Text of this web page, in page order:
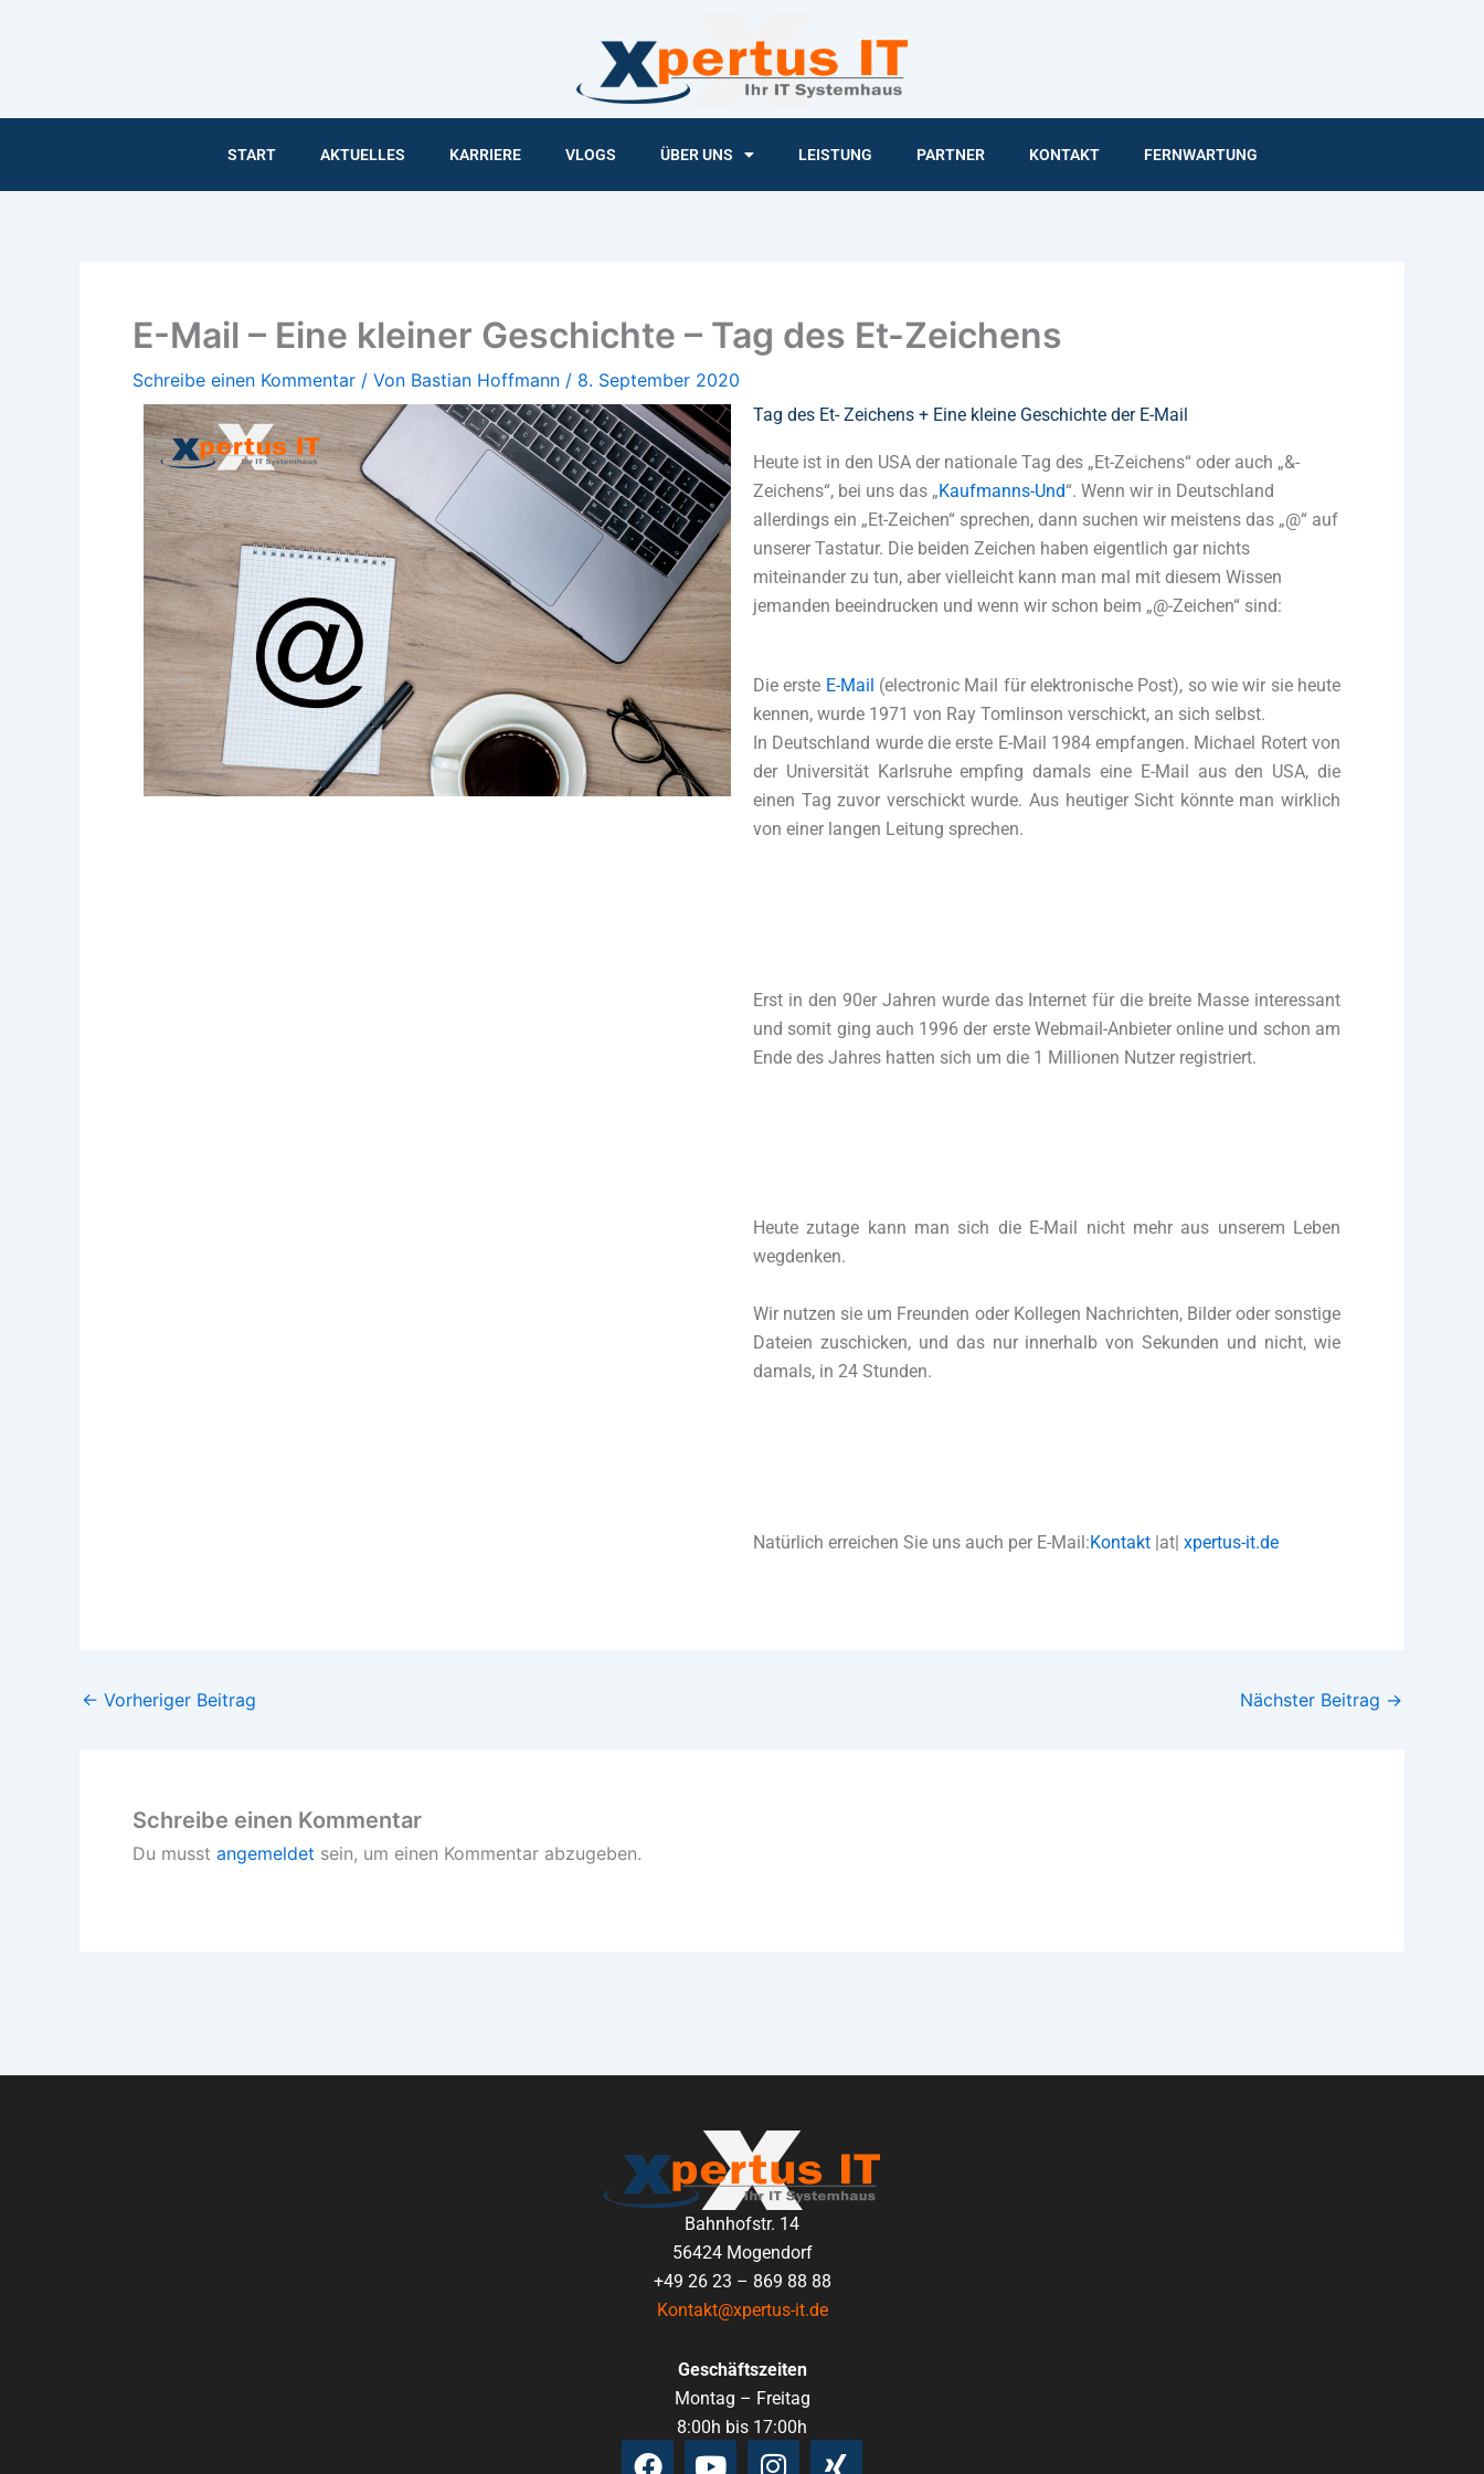
START AKTUELLES KARRIERE VLOGS ÜBER UNS LEISTUNG PARTNER KONTAKT FERNWARTUNG
E-Mail – Eine kleiner Geschichte – Tag des Et-Zeichens
Schreibe einen Kommentar / Von Bastian Hoffmann / 8. September 2020
Tag des Et- Zeichens + Eine kleine Geschichte der E-Mail
Heute ist in den USA der nationale Tag des „Et-Zeichens“ oder auch „&-
Zeichens“, bei uns das „Kaufmanns-Und“. Wenn wir in Deutschland
allerdings ein „Et-Zeichen“ sprechen, dann suchen wir meistens das „@“ auf
unserer Tastatur. Die beiden Zeichen haben eigentlich gar nichts
miteinander zu tun, aber vielleicht kann man mal mit diesem Wissen
jemanden beeindrucken und wenn wir schon beim „@-Zeichen“ sind:
Die erste E-Mail (electronic Mail für elektronische Post), so wie wir sie heute
kennen, wurde 1971 von Ray Tomlinson verschickt, an sich selbst.
In Deutschland wurde die erste E-Mail 1984 empfangen. Michael Rotert von
der Universität Karlsruhe empfing damals eine E-Mail aus den USA, die
einen Tag zuvor verschickt wurde. Aus heutiger Sicht könnte man wirklich
von einer langen Leitung sprechen.
Erst in den 90er Jahren wurde das Internet für die breite Masse interessant
und somit ging auch 1996 der erste Webmail-Anbieter online und schon am
Ende des Jahres hatten sich um die 1 Millionen Nutzer registriert.
Heute zutage kann man sich die E-Mail nicht mehr aus unserem Leben
wegdenken.
Wir nutzen sie um Freunden oder Kollegen Nachrichten, Bilder oder sonstige
Dateien zuschicken, und das nur innerhalb von Sekunden und nicht, wie
damals, in 24 Stunden.
Natürlich erreichen Sie uns auch per E-Mail:Kontakt |at| xpertus-it.de
← Vorheriger Beitrag Nächster Beitrag →
Schreibe einen Kommentar
Du musst angemeldet sein, um einen Kommentar abzugeben.
Bahnhofstr. 14
56424 Mogendorf
+49 26 23 – 869 88 88
Kontakt@xpertus-it.de
Geschäftszeiten
Montag – Freitag
8:00h bis 17:00h